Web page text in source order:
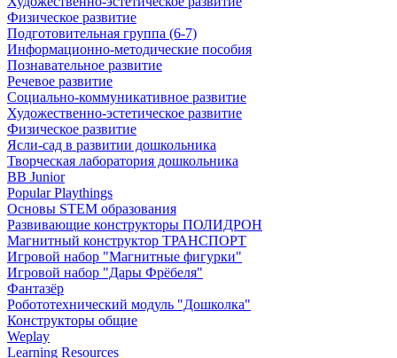
Физическое развитие
Подготовительная группа (6-7)
Информационно-методические пособия
Познавательное развитие
Речевое развитие
Социально-коммуникативное развитие
Художественно-эстетическое развитие
Физическое развитие
Ясли-сад в развитии дошкольника
Творческая лаборатория дошкольника
BB Junior
Popular Playthings
Основы STEM образования
Развивающие конструкторы ПОЛИДРОН
Магнитный конструктор ТРАНСПОРТ
Игровой набор "Магнитные фигурки"
Игровой набор "Дары Фрёбеля"
Фантазёр
Робототехнический модуль "Дошколка"
Конструкторы общие
Weplay
Learning Resources